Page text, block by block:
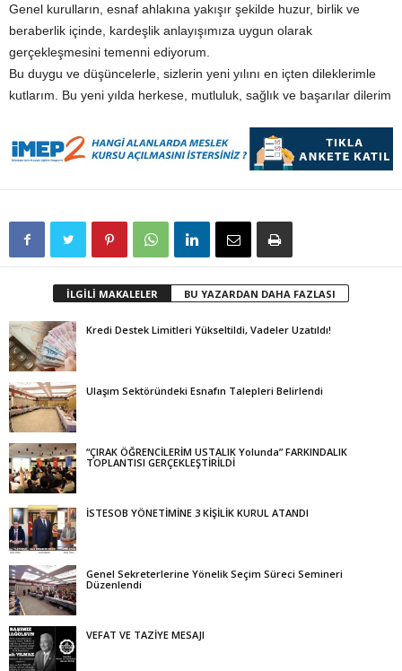
Genel kurulların, esnaf ahlakına yakışır şekilde huzur, birlik ve
beraberlik içinde, kardeşlik anlayışımıza uygun olarak
gerçekleşmesini temenni ediyorum.
Bu duygu ve düşüncelerle, sizlerin yeni yılını en içten dileklerimle
kutlarım. Bu yeni yılda herkese, mutluluk, sağlık ve başarılar dilerim
İLGİLİ MAKALELER BU YAZARDAN DAHA FAZLASI
Kredi Destek Limitleri Yükseltildi, Vadeler Uzatıldı!
Ulaşım Sektöründeki Esnafın Talepleri Belirlendi
“ÇIRAK ÖĞRENCİLERİM USTALIK Yolunda” FARKINDALIK
TOPLANTISI GERÇEKLEŞTİRİLDİ
İSTESOB YÖNETİMİNE 3 KİŞİLİK KURUL ATANDI
Genel Sekreterlerine Yönelik Seçim Süreci Semineri
Düzenlendi
VEFAT VE TAZİYE MESAJI